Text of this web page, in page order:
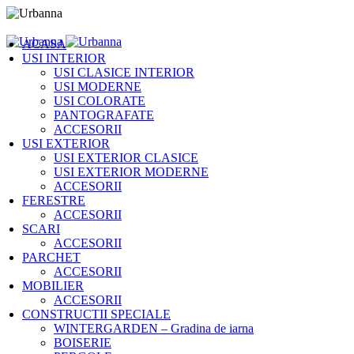
ACASA
USI INTERIOR
USI CLASICE INTERIOR
USI MODERNE
USI COLORATE
PANTOGRAFATE
ACCESORII
USI EXTERIOR
USI EXTERIOR CLASICE
USI EXTERIOR MODERNE
ACCESORII
FERESTRE
ACCESORII
SCARI
ACCESORII
PARCHET
ACCESORII
MOBILIER
ACCESORII
CONSTRUCTII SPECIALE
WINTERGARDEN – Gradina de iarna
BOISERIE